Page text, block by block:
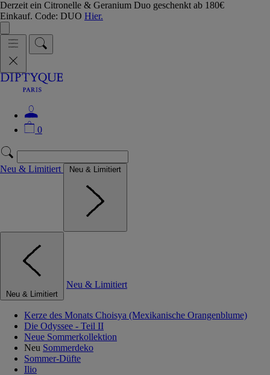
Derzeit ein Citronelle & Geranium Duo geschenkt ab 180€
Einkauf. Code: DUO Hier.
0
Neu & Limitiert Neu & Limitiert
Neu & Limitiert
Neu & Limitiert
Kerze des Monats Choisya (Mexikanische Orangenblume)
Die Odyssee - Teil II
Neue Sommerkollektion
Neu Sommerdeko
Sommer-Düfte
Ilio